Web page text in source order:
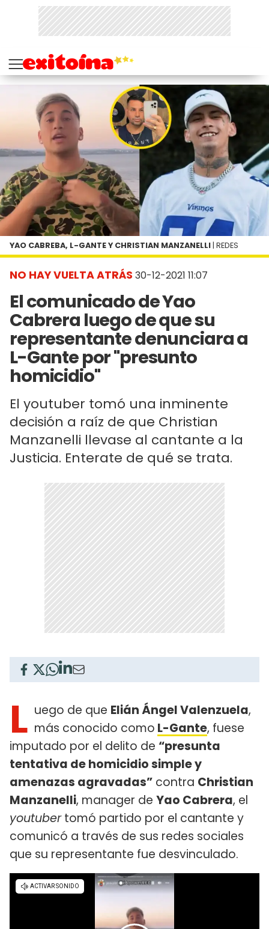
NO HAY VUELTA ATRÁS 30-12-2021 11:07
El comunicado de Yao
Cabrera luego de que su
representante denunciara a
L-Gante por "presunto
homicidio"
El youtuber tomó una inminente
decisión a raíz de que Christian
Manzanelli llevase al cantante a la
Justicia. Enterate de qué se trata.
YAO CABREBA, L-GANTE Y CHRISTIAN MANZANELLI | REDES
L uego de que Elián Ángel Valenzuela,
más conocido como L-Gante, fuese
imputado por el delito de “presunta
tentativa de homicidio simple y
amenazas agravadas” contra Christian
Manzanelli, manager de Yao Cabrera, el
youtubertomó partido por el cantante y
comunicó a través de sus redes sociales
que su representante fue desvinculado.